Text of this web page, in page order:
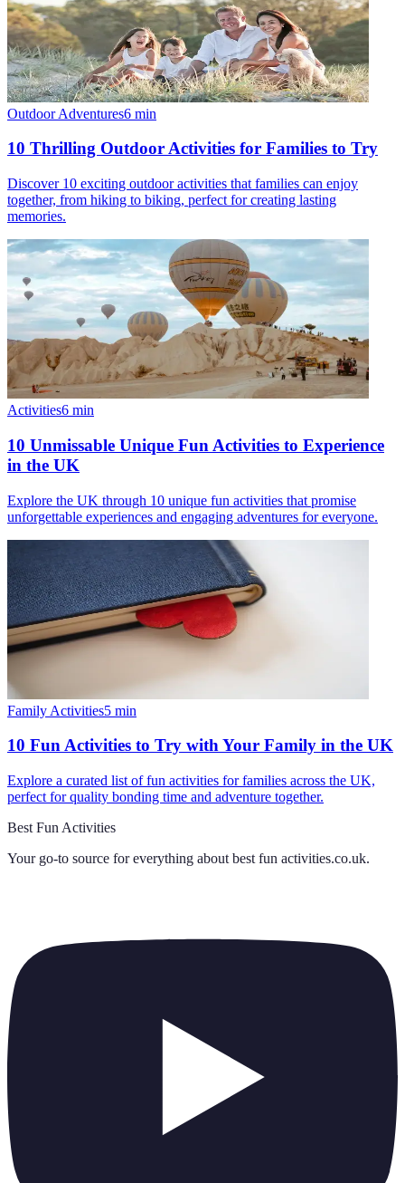
Outdoor Adventures6 min
10 Thrilling Outdoor Activities for Families to Try
Discover 10 exciting outdoor activities that families can enjoy
together, from hiking to biking, perfect for creating lasting
memories.
Activities6 min
10 Unmissable Unique Fun Activities to Experience
in the UK
Explore the UK through 10 unique fun activities that promise
unforgettable experiences and engaging adventures for everyone.
Family Activities5 min
10 Fun Activities to Try with Your Family in the UK
Explore a curated list of fun activities for families across the UK,
perfect for quality bonding time and adventure together.
Best Fun Activities
Your go-to source for everything about best fun activities.co.uk.